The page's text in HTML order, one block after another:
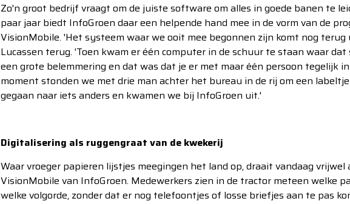
Zo'n groot bedrijf vraagt om de juiste software om alles in goede banen te
paar jaar biedt InfoGroen daar een helpende hand mee in de vorm van de
VisionMobile. 'Het systeem waar we ooit mee begonnen zijn komt nog
Lucassen terug. 'Toen kwam er één computer in de schuur te staan waar
een grote belemmering en dat was dat je er met maar één persoon tegelijk
moment stonden we met drie man achter het bureau in de rij om een
gegaan naar iets anders en kwamen we bij InfoGroen uit.'
Digitalisering als ruggengraat van de kwekerij
Waar vroeger papieren lijstjes meegingen het land op, draait vandaag vrijwel
VisionMobile van InfoGroen. Medewerkers zien in de tractor meteen welke
welke volgorde, zonder dat er nog telefoontjes of losse briefjes aan te pas